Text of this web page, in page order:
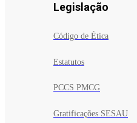
Legislação
Código de Ética
Estatutos
PCCS PMCG
Gratificações SESAU